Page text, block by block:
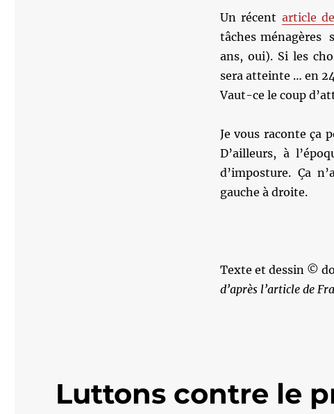
Un récent article
tâches ménagères
ans, oui). Si les
sera atteinte … en
Vaut-ce le coup
Je vous raconte ça
D’ailleurs, à
d’imposture. Ça
gauche à droite.
Texte et dessin ©
d’après l’article de
Luttons contre le